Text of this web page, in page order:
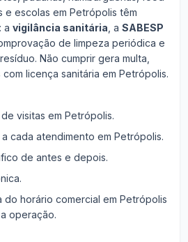
e escolas em Petrópolis têm
a vigilância sanitária , a SABESP
de limpeza periódica e
Não cumprir gera multa,
licença sanitária em Petrópolis.
visitas em Petrópolis.
a cada atendimento em Petrópolis.
de antes e depois.
do horário comercial em Petrópolis
operação.